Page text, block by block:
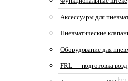
Аксессуары для
Пневматические
Оборудование для
FRL — подготовка